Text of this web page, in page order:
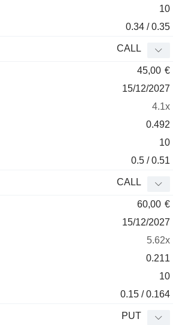
10
0.34 / 0.35
CALL
45,00 €
15/12/2027
4.1x
0.492
10
0.5 / 0.51
CALL
60,00 €
15/12/2027
5.62x
0.211
10
0.15 / 0.164
PUT